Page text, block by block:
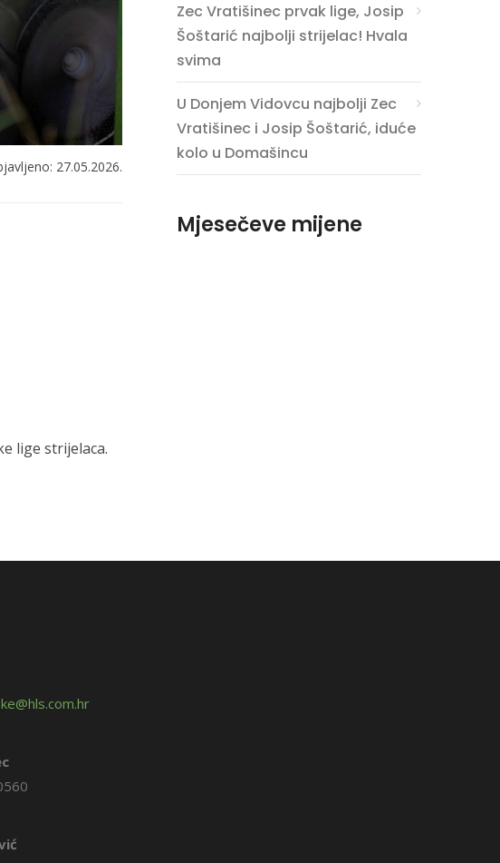
27.05.2026.
lige strijelaca.
Zec Vratišinec prvak lige, Josip
Šoštarić najbolji strijelac! Hvala
svima
U Donjem Vidovcu najbolji Zec
Vratišinec i Josip Šoštarić, iduće
kolo u Domašincu
Mjesečeve mijene